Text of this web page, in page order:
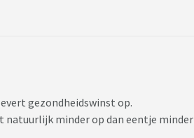
gezondheidswinst op.
natuurlijk minder op dan eentje minder